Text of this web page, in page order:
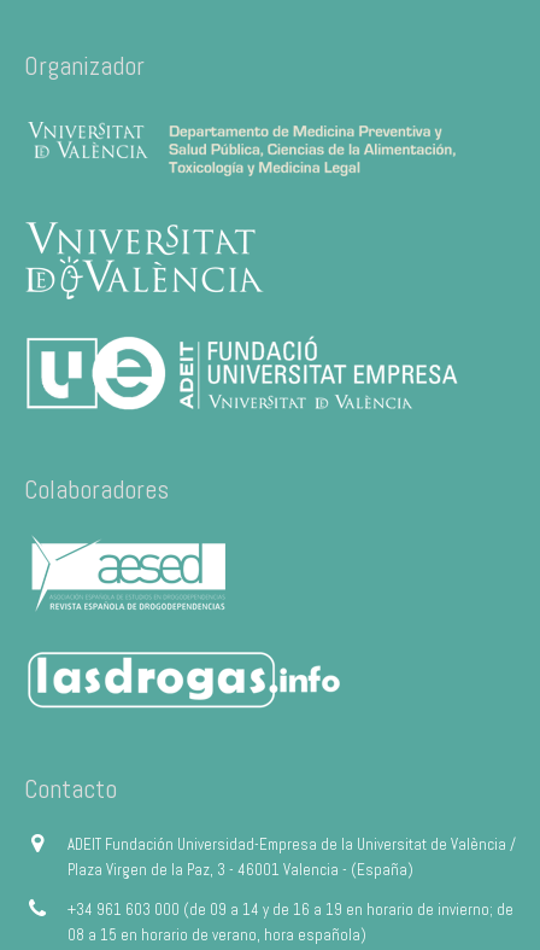
Organizador
Colaboradores
Contacto
ADEIT Fundación Universidad-Empresa de la Universitat de València /
Plaza Virgen de la Paz, 3 - 46001 Valencia - (España)
+34 961 603 000 (de 09 a 14 y de 16 a 19 en horario de invierno; de
08 a 15 en horario de verano, hora española)